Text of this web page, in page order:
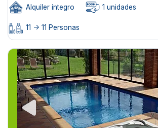
Alquiler íntegro 1 unidades
11 -> 11 Personas